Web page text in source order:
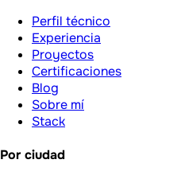
Perfil técnico
Experiencia
Proyectos
Certificaciones
Blog
Sobre mí
Stack
Por ciudad